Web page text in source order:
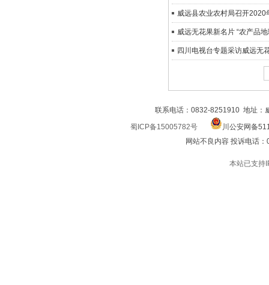
威远县农业农村局召开2020
威远无花果新名片 “农产品
四川电视台专题采访威远无
联系电话：0832-8251910 地址
蜀ICP备15005782号
川公安网备
网站不良内容 投诉电话
本站已支持